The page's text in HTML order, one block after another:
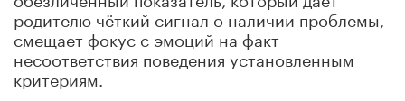
родителю чёткий сигнал о наличии проблемы,
смещает фокус с эмоций на факт
несоответствия поведения установленным
критериям.